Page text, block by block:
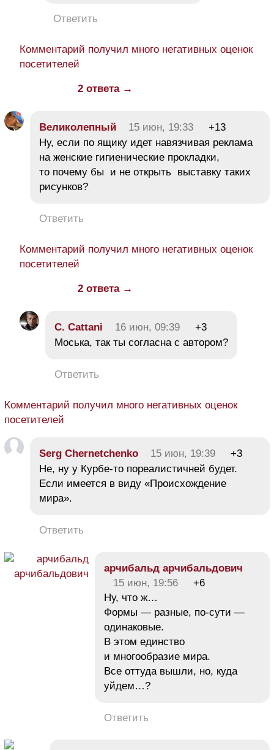
Ответить
Комментарий получил много негативных оценок
посетителей
2 ответа →
Великолепный 15 июн, 19:33
+13
Ну, если по ящику идет навязчивая реклама
на женские гигиенические прокладки,
то почему бы и не открыть выставку таких
рисунков?
Ответить
Комментарий получил много негативных оценок
посетителей
2 ответа →
C. Cattani 16 июн, 09:39
+3
Моська, так ты согласна с автором?
Ответить
Комментарий получил много негативных оценок
посетителей
Serg Chernetchenko 15 июн, 19:39
+3
Не, ну у Курбе-то пореалистичней будет.
Если имеется в виду «Происхождение
мира».
Ответить
арчибальд арчибальдович
15 июн, 19:56
+6
Ну, что ж…
Формы — разные, по-сути —
одинаковые.
В этом единство
и многообразие мира.
Все оттуда вышли, но, куда
уйдем…?
Ответить